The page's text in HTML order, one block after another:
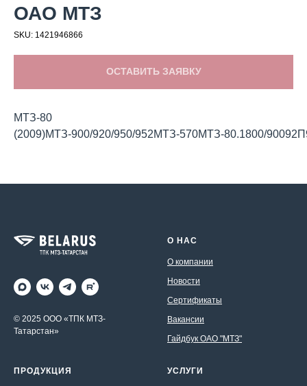
ОАО МТЗ
SKU: 1421946866
ОСТАВИТЬ ЗАЯВКУ
МТЗ-80
(2009)МТЗ-900/920/950/952МТЗ-570МТЗ-80.1800/
© 2025 ООО «ТПК МТЗ-
Татарстан»
О НАС
О компании
Новости
Сертификаты
Вакансии
Гайдбук ОАО "МТЗ"
ПРОДУКЦИЯ УСЛУГИ